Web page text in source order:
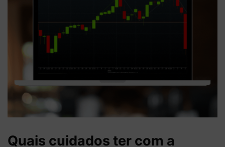
Quais cuidados ter com a